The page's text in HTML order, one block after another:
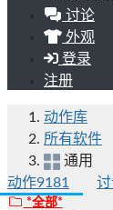
讨论
外观
登录
注册
动作库
所有软件
通用
动作9181
*全部*